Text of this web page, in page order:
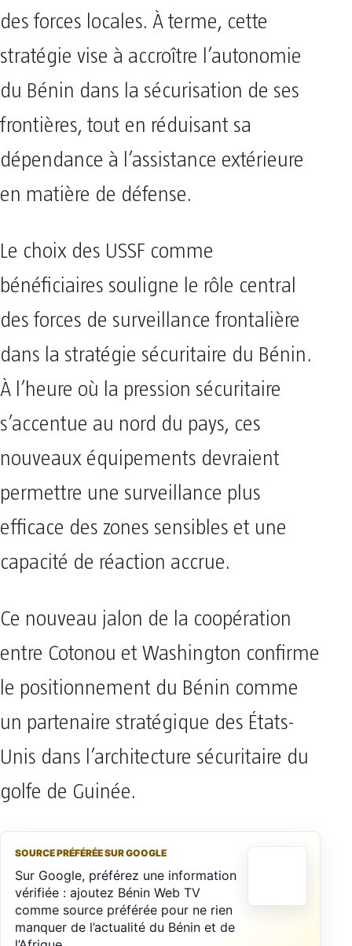
des forces locales. À terme, cette
stratégie vise à accroître l’autonomie
du Bénin dans la sécurisation de ses
frontières, tout en réduisant sa
dépendance à l’assistance extérieure
en matière de défense.
Le choix des USSF comme
bénéficiaires souligne le rôle central
des forces de surveillance frontalière
dans la stratégie sécuritaire du Bénin.
À l’heure où la pression sécuritaire
s’accentue au nord du pays, ces
nouveaux équipements devraient
permettre une surveillance plus
efficace des zones sensibles et une
capacité de réaction accrue.
Ce nouveau jalon de la coopération
entre Cotonou et Washington confirme
le positionnement du Bénin comme
un partenaire stratégique des États-
Unis dans l’architecture sécuritaire du
golfe de Guinée.
SOURCE PRÉFÉRÉE SUR GOOGLE
Sur Google, préférez une information
vérifiée : ajoutez Bénin Web TV
comme source préférée pour ne rien
manquer de l’actualité du Bénin et de